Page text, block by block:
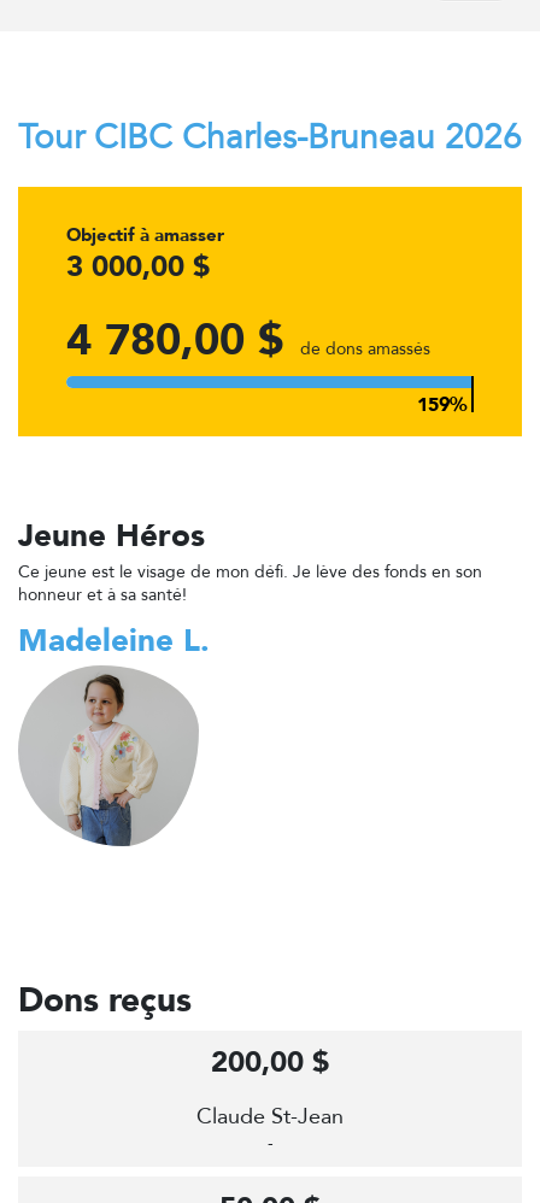
Tour CIBC Charles-Bruneau 2026
Objectif à amasser
3 000,00 $
4 780,00 $ de dons amassés
Jeune Héros
Ce jeune est le visage de mon défi. Je lève des fonds en son
honneur et à sa santé!
Madeleine L.
Dons reçus
Claude St-Jean
-
200,00 $